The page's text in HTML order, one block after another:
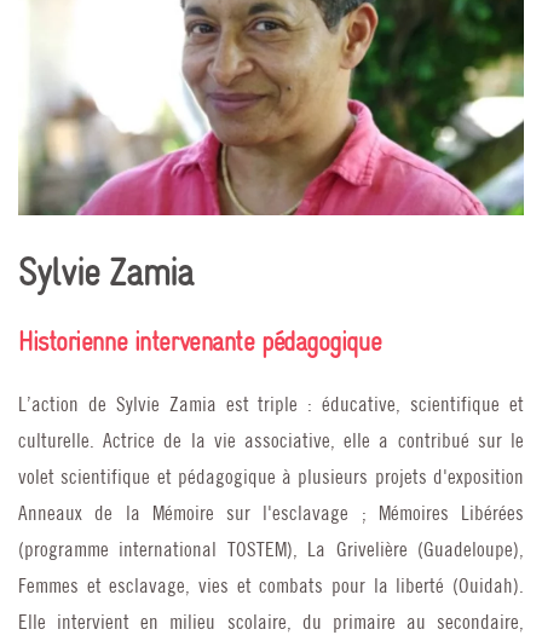
Sylvie Zamia
Historienne intervenante pédagogique
L’action de Sylvie Zamia est triple : éducative, scientifique et
culturelle. Actrice de la vie associative, elle a contribué sur le
volet scientifique et pédagogique à plusieurs projets d'exposition
Anneaux de la Mémoire sur l'esclavage ; Mémoires Libérées
(programme international TOSTEM), La Grivelière (Guadeloupe),
Femmes et esclavage, vies et combats pour la liberté (Ouidah).
Elle intervient en milieu scolaire, du primaire au secondaire,